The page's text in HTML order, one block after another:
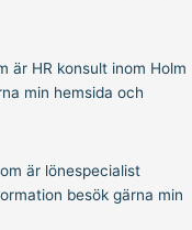
är HR konsult inom Holm
min hemsida och
är lönespecialist
besök gärna min